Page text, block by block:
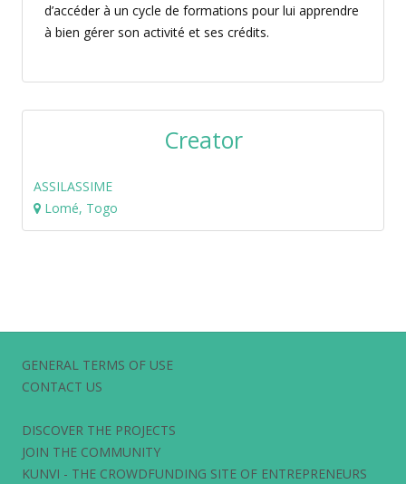
d’accéder à un cycle de formations pour lui apprendre
à bien gérer son activité et ses crédits.
Creator
ASSILASSIME
Lomé, Togo
GENERAL TERMS OF USE
CONTACT US
DISCOVER THE PROJECTS
JOIN THE COMMUNITY
KUNVI - THE CROWDFUNDING SITE OF ENTREPRENEURS